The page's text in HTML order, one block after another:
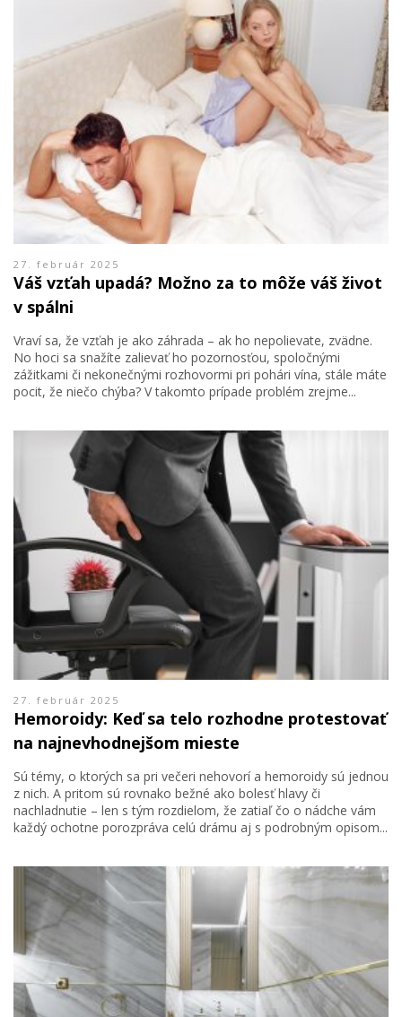
27. február 2025
Váš vzťah upadá? Možno za to môže váš život
v spálni
Vraví sa, že vzťah je ako záhrada – ak ho nepolievate, zvädne.
No hoci sa snažíte zalievať ho pozornosťou, spoločnými
zážitkami či nekonečnými rozhovormi pri pohári vína, stále máte
pocit, že niečo chýba? V takomto prípade problém zrejme...
27. február 2025
Hemoroidy: Keď sa telo rozhodne protestovať
na najnevhodnejšom mieste
Sú témy, o ktorých sa pri večeri nehovorí a hemoroidy sú jednou
z nich. A pritom sú rovnako bežné ako bolesť hlavy či
nachladnutie – len s tým rozdielom, že zatiaľ čo o nádche vám
každý ochotne porozpráva celú drámu aj s podrobným opisom...